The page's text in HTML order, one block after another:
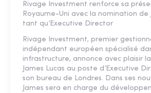
Rivage Investment renforce sa
Royaume-Uni avec la nomination de
tant qu’Executive Director
Rivage Investment, premier
indépendant européen spécialisé
infrastructure, annonce avec plaisir
James Lucas au poste d’Executive
son bureau de Londres. Dans ses
James sera en charge du